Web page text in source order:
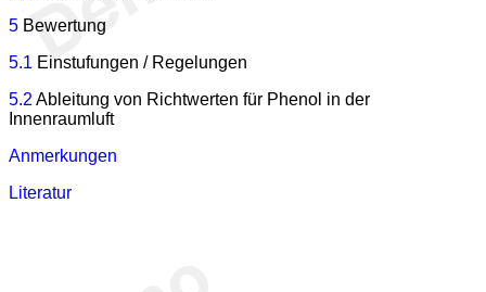
5 Bewertung
5.1 Einstufungen / Regelungen
5.2 Ableitung von Richtwerten für Phenol in der
Innenraumluft
Anmerkungen
Literatur